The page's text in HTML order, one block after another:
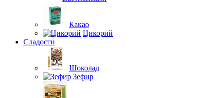
Какао
Цикорий
Сладости
Шоколад
Зефир